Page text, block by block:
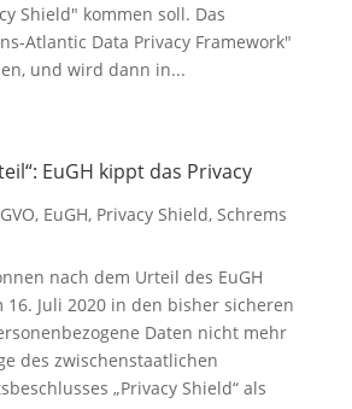
Shield" kommen soll. Das
Atlantic Data Privacy Framework"
und wird dann in...
EuGH kippt das Privacy
, EuGH, Privacy Shield, Schrems
nach dem Urteil des EuGH
16. Juli 2020 in den bisher sicheren
Daten nicht mehr
des zwischenstaatlichen
„Privacy Shield“ als